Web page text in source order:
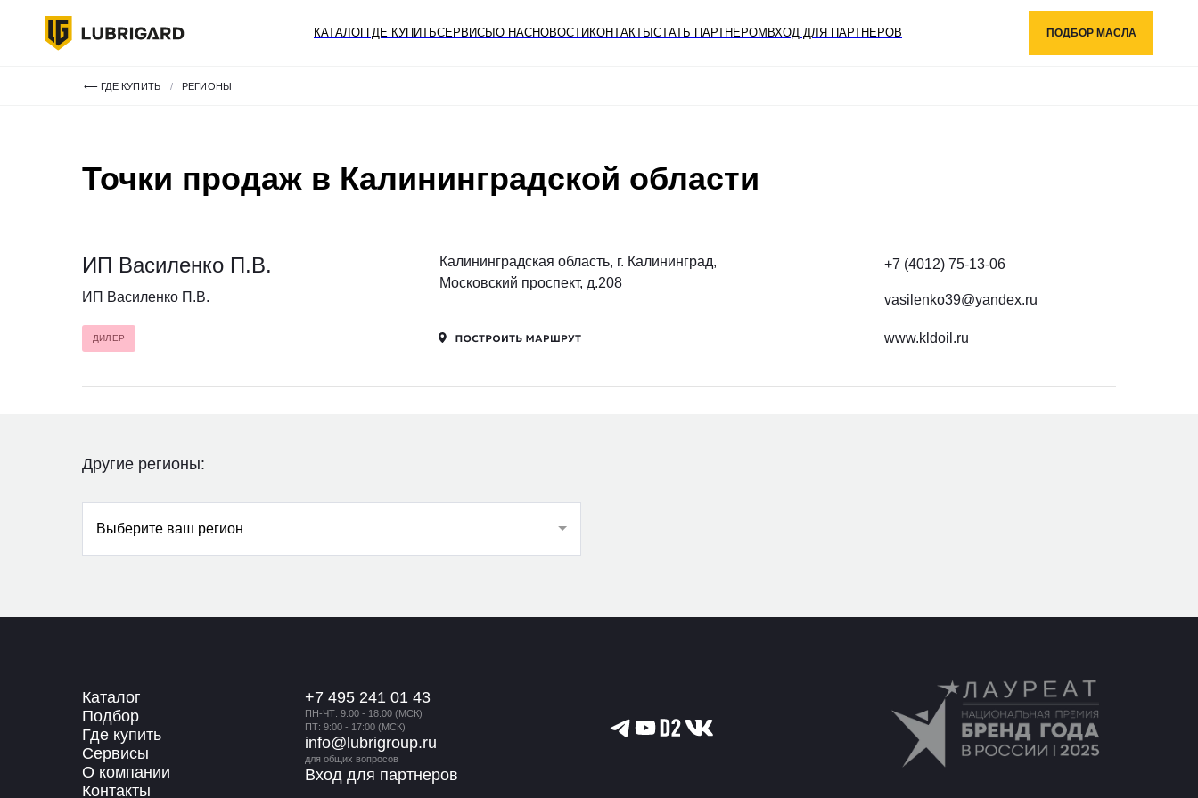
КАТАЛОГГДЕ КУПИТЬСЕРВИСЫ О НАСНОВОСТИ КОНТАКТЫ СТАТЬ ПАРТНЕРОМ ВХОД ДЛЯ ПАРТНЕРОВ ПОДБОР МАСЛА
ПОДОБРАТЬ МАСЛО
РЕГИОНЫ
/
⟵ ГДЕ КУПИТЬ
Точки продаж в Калининградской области
Калининградская область, г. Калининград,
Московский проспект, д.208
ИП Василенко П.В.
ИП Василенко П.В.
+7 (4012) 75-13-06
vasilenko39@yandex.ru
www.kldoil.ru
ДИЛЕР
Другие регионы:
Выберите ваш регион
+7 495 241 01 43
ПН-ЧТ: 9:00 - 18:00 (МСК)
ПТ: 9:00 - 17:00 (МСК)
info@lubrigroup.ru
для общих вопросов
Вход для партнеров
Каталог
Подбор
Где купить
Сервисы
О компании
Контакты